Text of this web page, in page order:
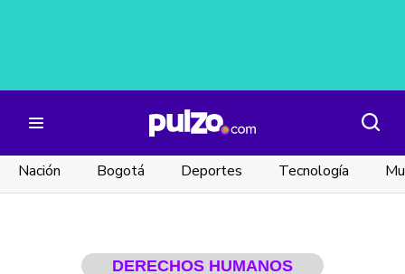
Nación Bogotá Deportes Tecnología
DERECHOS HUMANOS